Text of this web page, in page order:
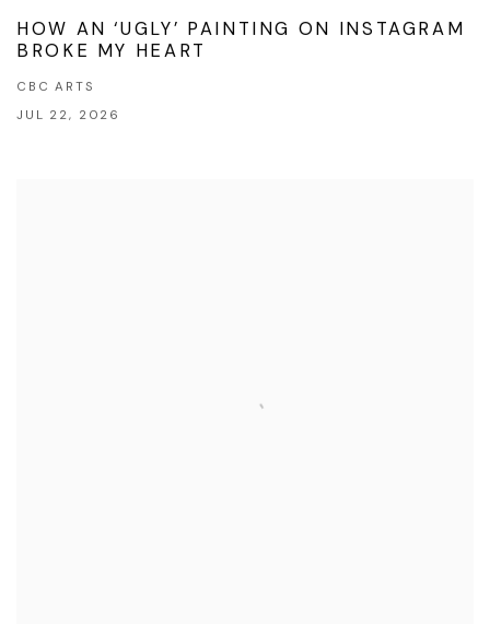
HOW AN ‘UGLY’ PAINTING ON INSTAGRAM
BROKE MY HEART
CBC ARTS
JUL 22, 2026